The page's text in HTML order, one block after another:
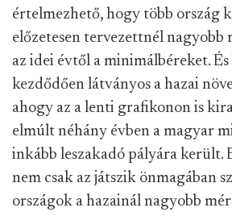
értelmezhető, hogy több ország
előzetesen tervezettnél nagyobb
az idei évtől a minimálbéreket.
kezdődően látványos a hazai
ahogy az a lenti grafikonon is
elmúlt néhány évben a magyar
inkább leszakadó pályára került.
nem csak az játszik önmagában
országok a hazainál nagyobb